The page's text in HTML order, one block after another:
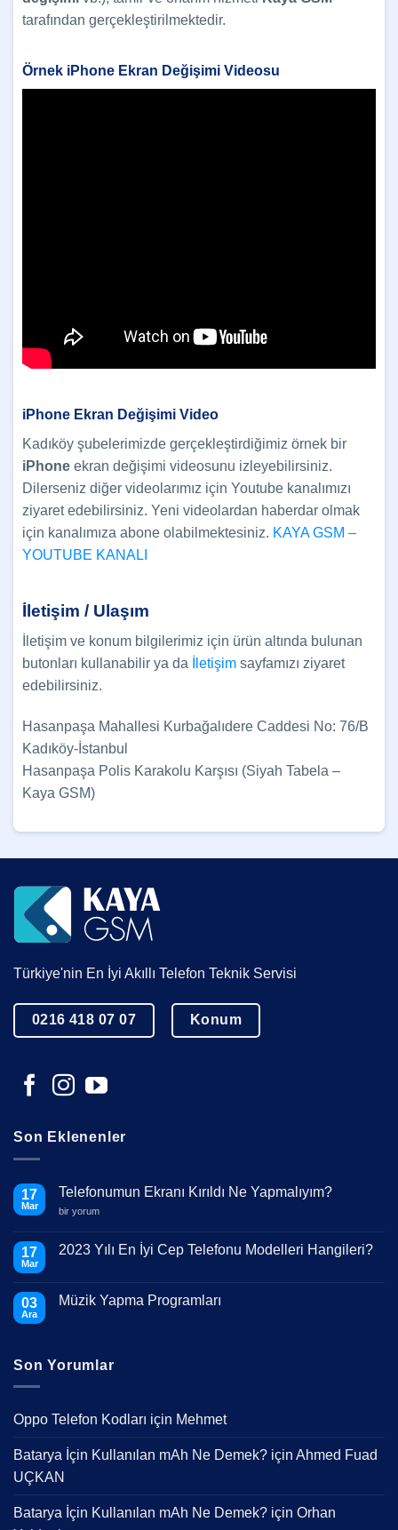
tarafından gerçekleştirilmektedir.
Örnek iPhone Ekran Değişimi Videosu
iPhone Ekran Değişimi Video
Kadıköy şubelerimizde gerçekleştirdiğimiz örnek bir
iPhone ekran değişimi videosunu izleyebilirsiniz.
Dilerseniz diğer videolarımız için Youtube kanalımızı
ziyaret edebilirsiniz. Yeni videolardan haberdar olmak
için kanalımıza abone olabilmektesiniz. KAYA GSM –
YOUTUBE KANALI
İletişim / Ulaşım
İletişim ve konum bilgilerimiz için ürün altında bulunan
butonları kullanabilir ya da
İletişim sayfamızı ziyaret
edebilirsiniz.
Hasanpaşa Mahallesi Kurbağalıdere Caddesi No: 76/B
Kadıköy-İstanbul
Hasanpaşa Polis Karakolu Karşısı (Siyah Tabela –
Kaya GSM)
Türkiye'nin En İyi Akıllı Telefon Teknik Servisi
0216 418 07 07 Konum
Son Eklenenler
17
Mar
Telefonumun Ekranı Kırıldı Ne Yapmalıyım?
Telefonumun
Ne
Yapmalıyım?
bir yorum
17
Mar
2023 Yılı En İyi Cep Telefonu Modelleri Hangileri?
Yılı
Hangileri?
03
Ara
Müzik Yapma Programları
Programları
Son Yorumlar
Oppo Telefon Kodları için Mehmet
Batarya İçin Kullanılan mAh Ne Demek? için Ahmed Fuad
UÇKAN
Batarya İçin Kullanılan mAh Ne Demek? için Orhan